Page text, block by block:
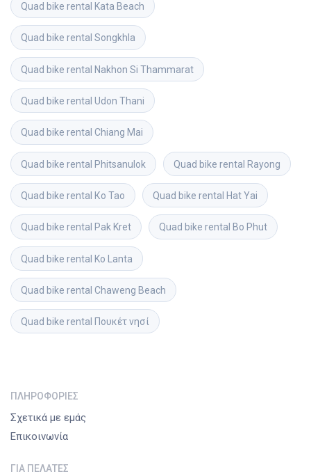
Quad bike rental Kata Beach
Quad bike rental Songkhla
Quad bike rental Nakhon Si Thammarat
Quad bike rental Udon Thani
Quad bike rental Chiang Mai
Quad bike rental Phitsanulok Quad bike rental Rayong
Quad bike rental Ко Тао Quad bike rental Hat Yai
Quad bike rental Pak Kret Quad bike rental Bo Phut
Quad bike rental Ko Lanta
Quad bike rental Chaweng Beach
Quad bike rental Πουκέτ νησί
ΠΛΗΡΟΦΟΡΊΕΣ
Σχετικά με εμάς
Επικοινωνία
ΓΙΑ ΠΕΛΆΤΕΣ